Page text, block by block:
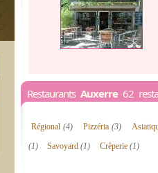
Restaurants Auxerre 62
Régional(4) Pizzéria(3)
(1)
Savoyard(1) Crêperie (1)